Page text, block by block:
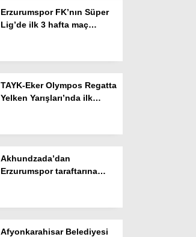
Erzurumspor FK’nın Süper
Lig’de ilk 3 hafta maç
TAYK-Eker Olympos Regatta
Yelken Yarışları’nda ilk
Akhundzada’dan
Erzurumspor taraftarına
Afyonkarahisar Belediyesi